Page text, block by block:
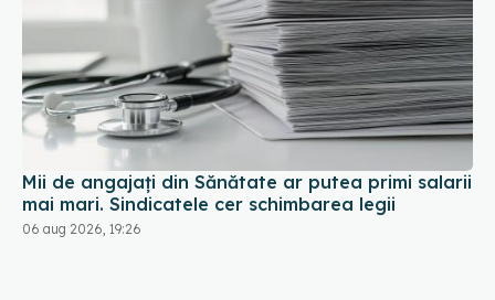
Mii de angajați din Sănătate ar putea primi salarii
mai mari. Sindicatele cer schimbarea legii
06 aug 2026, 19:26